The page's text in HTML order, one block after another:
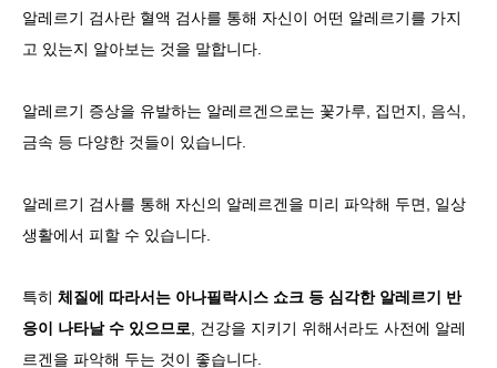
알레르기 검사란 혈액 검사를 통해 자신이 어떤 알레르기를 가지
고 있는지 알아보는 것을 말합니다.
알레르기 증상을 유발하는 알레르겐으로는 꽃가루, 집먼지, 음식,
금속 등 다양한 것들이 있습니다.
알레르기 검사를 통해 자신의 알레르겐을 미리 파악해 두면, 일상
생활에서 피할 수 있습니다.
특히 체질에 따라서는 아나필락시스 쇼크 등 심각한 알레르기 반
응이 나타날 수 있으므로 , 건강을 지키기 위해서라도 사전에 알레
르겐을 파악해 두는 것이 좋습니다.